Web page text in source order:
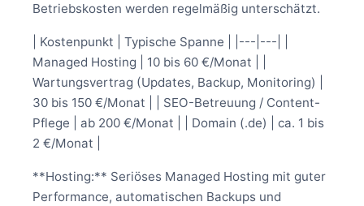
Betriebskosten werden regelmäßig unterschätzt.
| Kostenpunkt | Typische Spanne | |---|---| |
Managed Hosting | 10 bis 60 €/Monat | |
Wartungsvertrag (Updates, Backup, Monitoring) |
30 bis 150 €/Monat | | SEO-Betreuung / Content-
Pflege | ab 200 €/Monat | | Domain (.de) | ca. 1 bis
2 €/Monat |
**Hosting:** Seriöses Managed Hosting mit guter
Performance, automatischen Backups und